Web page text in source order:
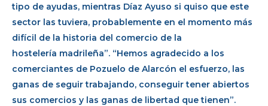
tipo de ayudas, mientras Díaz Ayuso si quiso que este
sector las tuviera, probablemente en el momento más
difícil de la historia del comercio de la
hostelería madrileña”. “Hemos agradecido a los
comerciantes de Pozuelo de Alarcón el esfuerzo, las
ganas de seguir trabajando, conseguir tener abiertos
sus comercios y las ganas de libertad que tienen”.